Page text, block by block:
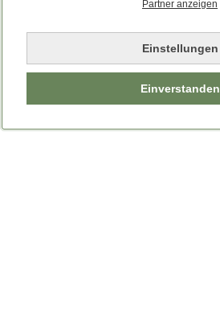
Partner anzeigen
Einstellungen
Einverstanden